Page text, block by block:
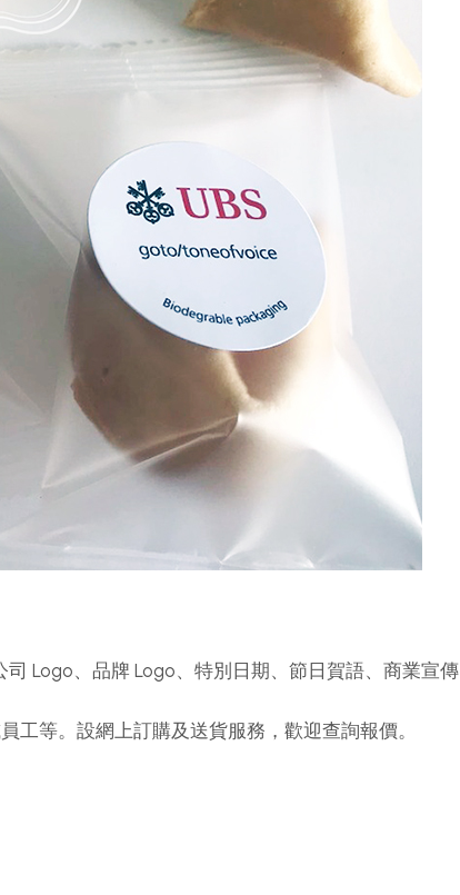
Logo、品牌 Logo、特別日期、節日賀語、商業宣傳
工等。設網上訂購及送貨服務，歡迎查詢報價。